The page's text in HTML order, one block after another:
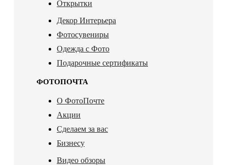
Открытки
Декор Интерьера
Фотосувениры
Одежда с Фото
Подарочные сертификаты
ФОТОПОЧТА
О ФотоПочте
Акции
Сделаем за вас
Бизнесу
Видео обзоры